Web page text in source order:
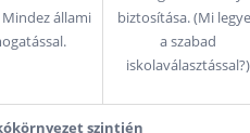
állami
biztosítása. (Mi
a szabad
iskolaválasztással?)
szintjén